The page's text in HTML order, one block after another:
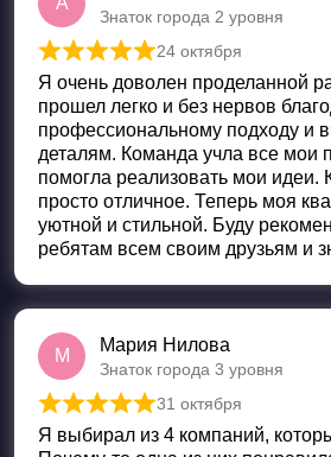
Знаток города 2 уровня
Оценка 5 из 5
24 октября
Я очень доволен проделанной
прошел легко и без нервов
профессиональному подходу и
деталям. Команда учла все мои
помогла реализовать мои идеи.
просто отличное. Теперь моя
уютной и стильной. Буду
ребятам всем своим друзьям и
М
Мария Нилова
Знаток города 3 уровня
Оценка5 из 5
31 октября
Я выбирал из 4 компаний,